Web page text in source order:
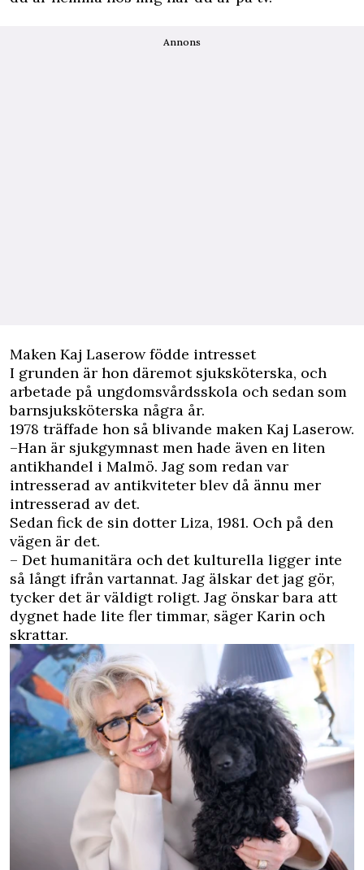
Annons
Maken Kaj Laserow födde intresset
I grunden är hon däremot sjuksköterska, och
arbetade på ungdomsvårdsskola och sedan som
barnsjuksköterska några år.
1978 träffade hon så blivande maken Kaj Laserow.
–Han är sjukgymnast men hade även en liten
antikhandel i Malmö. Jag som redan var
intresserad av antikviteter blev då ännu mer
intresserad av det.
Sedan fick de sin dotter Liza, 1981. Och på den
vägen är det.
– Det humanitära och det kulturella ligger inte
så långt ifrån vartannat. Jag älskar det jag gör,
tycker det är väldigt roligt. Jag önskar bara att
dygnet hade lite fler timmar, säger Karin och
skrattar.